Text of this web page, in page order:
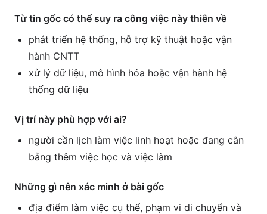
Từ tin gốc có thể suy ra công việc này thiên về
phát triển hệ thống, hỗ trợ kỹ thuật hoặc vận
hành CNTT
xử lý dữ liệu, mô hình hóa hoặc vận hành hệ
thống dữ liệu
Vị trí này phù hợp với ai?
người cần lịch làm việc linh hoạt hoặc đang cân
bằng thêm việc học và việc làm
Những gì nên xác minh ở bài gốc
địa điểm làm việc cụ thể, phạm vi di chuyển và